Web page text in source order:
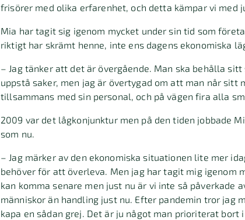
frisörer med olika erfarenhet, och detta kämpar vi med
Mia har tagit sig igenom mycket under sin tid som
riktigt har skrämt henne, inte ens dagens ekonomiska
– Jag tänker att det är övergående. Man ska behålla
uppstå saker, men jag är övertygad om att man når
tillsammans med sin personal, och på vägen fira alla
2009 var det lågkonjunktur men på den tiden jobbade
som nu.
– Jag märker av den ekonomiska situationen lite mer
behöver för att överleva. Men jag har tagit mig igenom
kan komma senare men just nu är vi inte så påverkade
människor än handling just nu. Efter pandemin tror jag
kapa en sådan grej. Det är ju något man prioriterat bort